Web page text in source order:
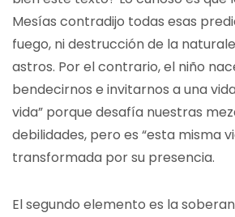
Mesías contradijo todas esas
fuego, ni destrucción de la
astros. Por el contrario, el niño
bendecirnos e invitarnos a una
vida” porque desafía nuestras
debilidades, pero es “esta misma
transformada por su presencia.
El segundo elemento es la